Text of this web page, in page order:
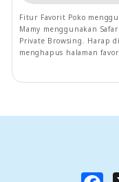
Fitur Favorit Poko
Mamy menggunakan
Private Browsing. Harap
menghapus halaman